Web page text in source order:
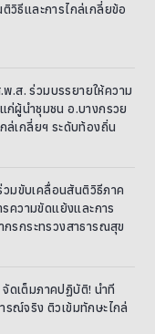
วิธีและการไกล่เกลี่ยข้อ
ส. ร่วมบรรยายให้ความ
ก่ผู้นำชุมชน อ.บางกรวย
ล่เกลี่ยฯ ระดับท้องถิ่น
มขับเคลื่อนสันติวิธีภาค
ความขัดแย้งและการ
รกระทรวงสาธารณสุข
ดเต็มภาคปฏิบัติ! นำที
รณ์จริง ติวเข้มทักษะไกล่